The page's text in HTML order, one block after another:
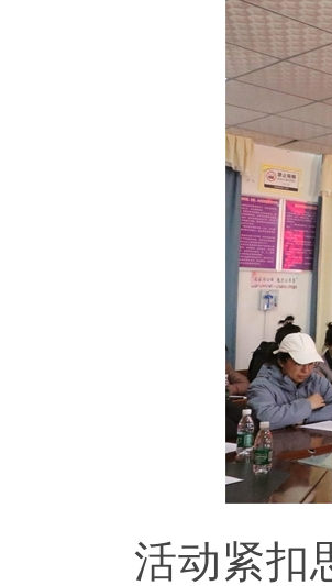
活动紧扣